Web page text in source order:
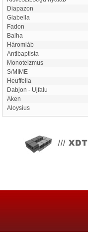
Diapazon
Glabella
Fadon
Balha
Háromláb
Antibaptista
monoteizmus
S/MIME
Heuffelia
Dabjon - Ujfalu
Aken
Aloysius